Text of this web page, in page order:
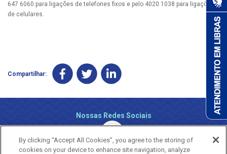
647 6060 para ligações de telefones fixos e pelo 4020 1038 para ligações
de celulares.
Compartilhar:
Nossas Redes Sociais
By clicking “Accept All Cookies”, you agree to the storing of
cookies on your device to enhance site navigation, analyze